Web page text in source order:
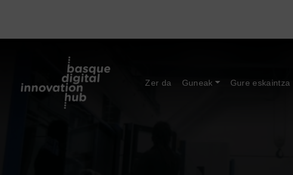
Zer da Guneak Gure eskaintza